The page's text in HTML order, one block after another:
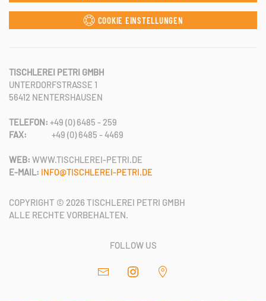
COOKIE EINSTELLUNGEN
TISCHLEREI PETRI GMBH
UNTERDORFSTRASSE 1
56412 NENTERSHAUSEN
TELEFON: +49 (0) 6485 - 259
FAX: +49 (0) 6485 - 4469
WEB: WWW.TISCHLEREI-PETRI.DE
E-MAIL: INFO@TISCHLEREI-PETRI.DE
COPYRIGHT © 2026 TISCHLEREI PETRI GMBH
ALLE RECHTE VORBEHALTEN.
FOLLOW US